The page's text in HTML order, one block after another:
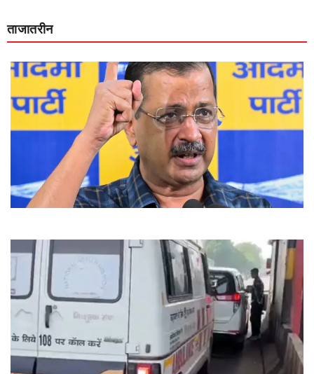
ताजातरीन